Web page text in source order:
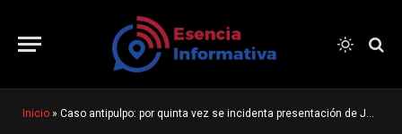
Inicio » Caso antipulpo: por quinta vez se incidenta presentación de José Rijo Presbot, testigo del MP